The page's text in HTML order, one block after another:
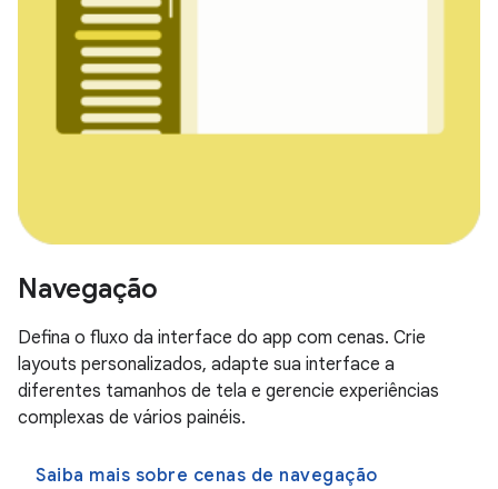
Navegação
Defina o fluxo da interface do app com cenas. Crie
layouts personalizados, adapte sua interface a
diferentes tamanhos de tela e gerencie experiências
complexas de vários painéis.
Saiba mais sobre cenas de navegação